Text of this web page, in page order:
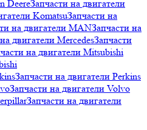
Запчасти на двигатели
Запчасти на
Запчасти на
Запчасти
Запчасти на двигатели Perkins
Запчасти на двигатели Volvo
Запчасти на двигатели